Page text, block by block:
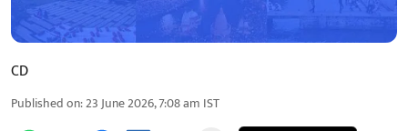
CD
Published on:23 June 2026, 7:08 am IST